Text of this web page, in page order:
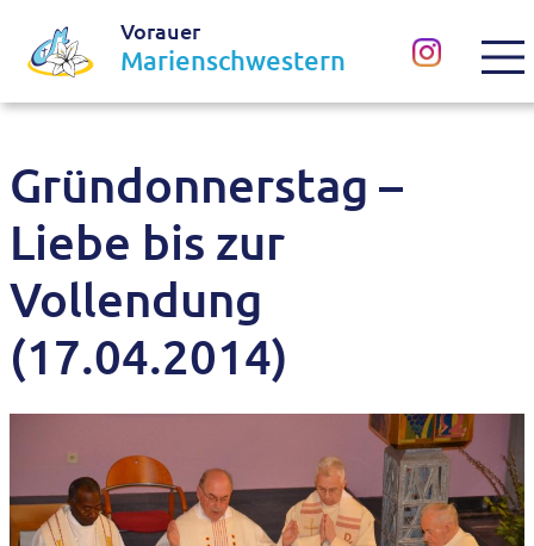
Vorauer
Marienschwestern
Gründonnerstag –
Liebe bis zur
Vollendung
(17.04.2014)